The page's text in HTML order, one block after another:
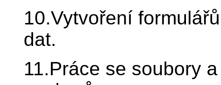
10.Vytvoření
dat.
11.Práce se soubory